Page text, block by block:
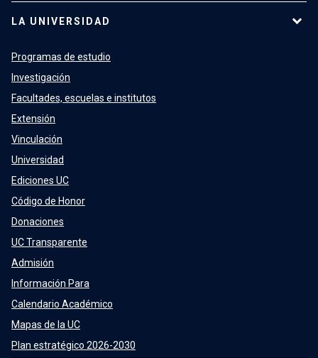
LA UNIVERSIDAD
Programas de estudio
Investigación
Facultades, escuelas e institutos
Extensión
Vinculación
Universidad
Ediciones UC
Código de Honor
Donaciones
UC Transparente
Admisión
Información Para
Calendario Académico
Mapas de la UC
Plan estratégico 2026-2030